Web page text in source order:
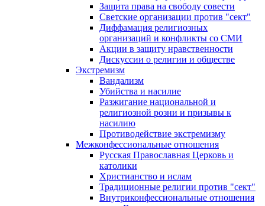
Защита права на свободу совести
Светские организации против "сект"
Диффамация религиозных
организаций и конфликты со СМИ
Акции в защиту нравственности
Дискуссии о религии и обществе
Экстремизм
Вандализм
Убийства и насилие
Разжигание национальной и
религиозной розни и призывы к
насилию
Противодействие экстремизму
Межконфессиональные отношения
Русская Православная Церковь и
католики
Христианство и ислам
Традиционные религии против "сект"
Внутриконфессиональные отношения